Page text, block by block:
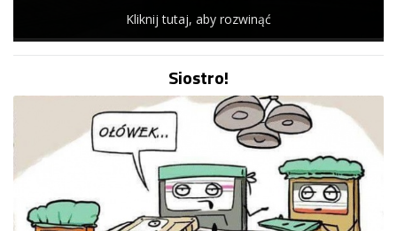
Kliknij tutaj, aby rozwinąć
Siostro!